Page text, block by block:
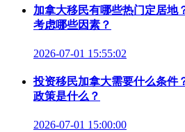
加拿大移民有哪些热门定居地
考虑哪些因素？
2026-07-01 15:55:02
投资移民加拿大需要什么条件
政策是什么？
2026-07-01 15:00:00